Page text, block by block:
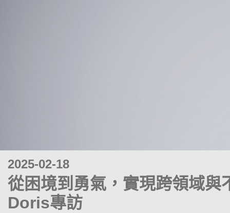
2025-02-18
從困境到勇氣，實現跨領域
Doris專訪